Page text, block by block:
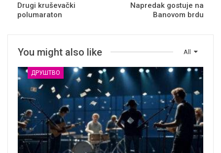
Drugi kruševački
polumaraton
Napredak gostuje na
Banovom brdu
All
You might also like
ДРУШТВО